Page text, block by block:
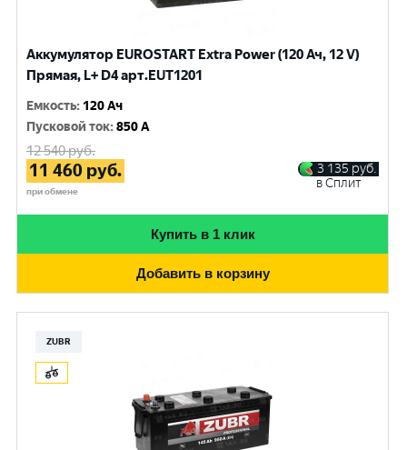
Аккумулятор EUROSTART Extra Power (120 Ач, 12 V)
Прямая, L+ D4 арт.EUT1201
Емкость: 120 Ач
Пусковой ток:850 A
12 540руб.
11 460 руб.
при обмене
3 135 руб.
в Сплит
Купить в 1 клик
Добавить в корзину
ZUBR